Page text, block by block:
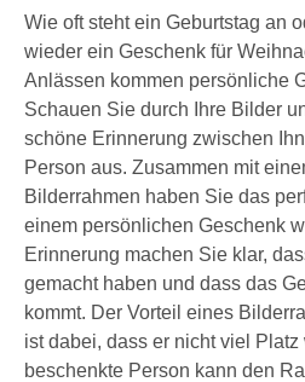
Wie oft steht ein Geburtstag an
wieder ein Geschenk für
Anlässen kommen persönliche
Schauen Sie durch Ihre Bilder
schöne Erinnerung zwischen
Person aus. Zusammen mit
Bilderrahmen haben Sie das
einem persönlichen Geschenk
Erinnerung machen Sie klar,
gemacht haben und dass das
kommt. Der Vorteil eines
ist dabei, dass er nicht viel
beschenkte Person kann den